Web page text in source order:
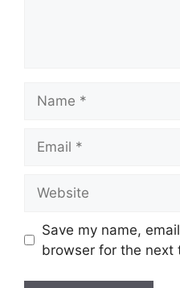
Save my name,
browser for the next